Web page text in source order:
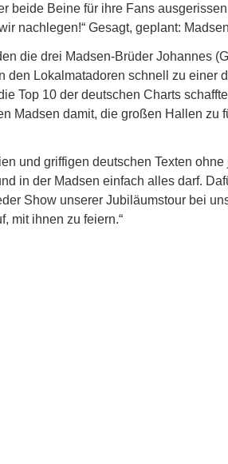
Beine für ihre Fans
nachlegen!“ Gesagt, geplant:
die drei Madsen-Brüder Johannes
Lokalmatadoren schnell zu einer
Top 10 der deutschen Charts
Madsen damit, die großen Hallen zu
und griffigen deutschen Texten
in der Madsen einfach alles darf.
Show unserer Jubiläumstour bei
mit ihnen zu feiern.“